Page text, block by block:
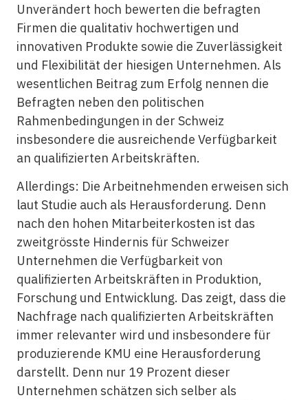
Unverändert hoch bewerten die befragten
Firmen die qualitativ hochwertigen und
innovativen Produkte sowie die Zuverlässigkeit
und Flexibilität der hiesigen Unternehmen. Als
wesentlichen Beitrag zum Erfolg nennen die
Befragten neben den politischen
Rahmenbedingungen in der Schweiz
insbesondere die ausreichende Verfügbarkeit
an qualifizierten Arbeitskräften.
Allerdings: Die Arbeitnehmenden erweisen sich
laut Studie auch als Herausforderung. Denn
nach den hohen Mitarbeiterkosten ist das
zweitgrösste Hindernis für Schweizer
Unternehmen die Verfügbarkeit von
qualifizierten Arbeitskräften in Produktion,
Forschung und Entwicklung. Das zeigt, dass die
Nachfrage nach qualifizierten Arbeitskräften
immer relevanter wird und insbesondere für
produzierende KMU eine Herausforderung
darstellt. Denn nur 19 Prozent dieser
Unternehmen schätzen sich selber als